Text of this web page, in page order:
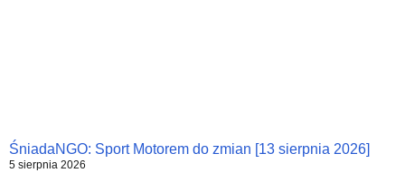
ŚniadaNGO: Sport Motorem do zmian [13 sierpnia 2026]
5 sierpnia 2026